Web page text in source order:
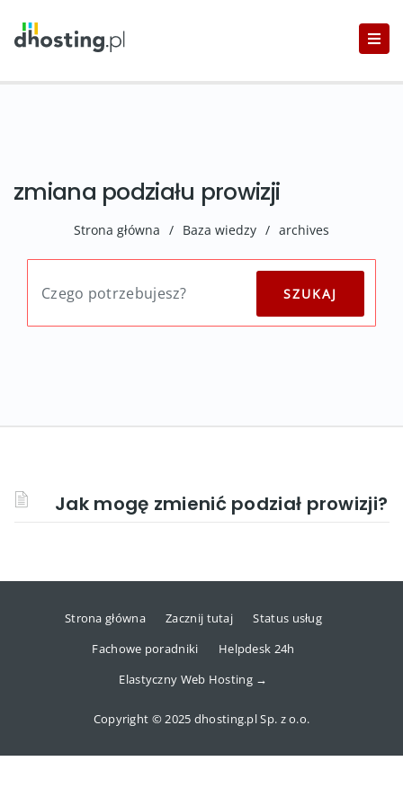
zmiana podziału prowizji
Strona główna / Baza wiedzy / archives
Jak mogę zmienić podział prowizji?
Strona główna Zacznij tutaj
Status usług
Fachowe poradniki
Helpdesk 24h
Elastyczny Web Hosting →
Copyright © 2025 dhosting.pl Sp. z o.o.